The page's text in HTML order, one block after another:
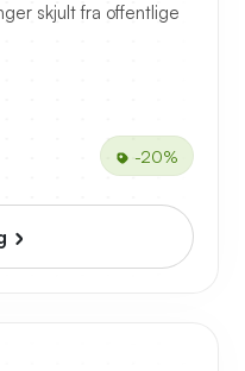
skjult fra offentlige
-20%